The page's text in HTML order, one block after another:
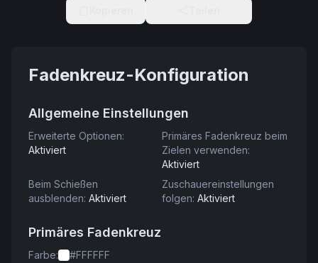
Fadenkreuz-Konfiguration
Allgemeine Einstellungen
Erweiterte Optionen:
Aktiviert
Primäres Fadenkreuz beim
Zielen verwenden:
Aktiviert
Beim Schießen
ausblenden: Aktiviert
Zuschauereinstellungen
folgen: Aktiviert
Primäres Fadenkreuz
Farbe: #FFFFFF